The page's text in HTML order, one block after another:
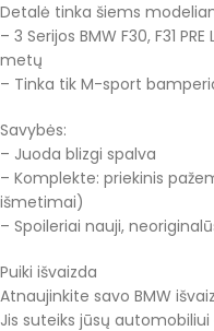
Detalė tinka šiems
– 3 Serijos BMW F30, F31
metų
– Tinka tik M-sport
Savybės:
– Juoda blizgi spalva
– Komplekte: priekinis
išmetimai)
– Spoileriai nauji,
Puiki išvaizda
Atnaujinkite savo BMW
Jis suteiks jūsų